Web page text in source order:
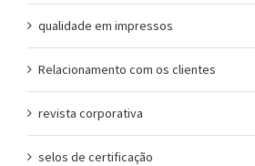
qualidade em impressos
Relacionamento com os clientes
revista corporativa
selos de certificação